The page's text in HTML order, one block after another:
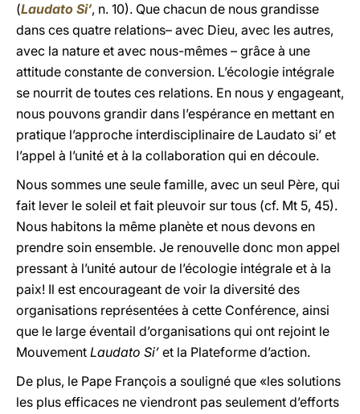
(Laudato Si’, n. 10). Que chacun de nous grandisse
dans ces quatre relations– avec Dieu, avec les autres,
avec la nature et avec nous-mêmes – grâce à une
attitude constante de conversion. L’écologie intégrale
se nourrit de toutes ces relations. En nous y engageant,
nous pouvons grandir dans l’espérance en mettant en
pratique l’approche interdisciplinaire de Laudato si’ et
l’appel à l’unité et à la collaboration qui en découle.
Nous sommes une seule famille, avec un seul Père, qui
fait lever le soleil et fait pleuvoir sur tous (cf. Mt 5, 45).
Nous habitons la même planète et nous devons en
prendre soin ensemble. Je renouvelle donc mon appel
pressant à l’unité autour de l’écologie intégrale et à la
paix! Il est encourageant de voir la diversité des
organisations représentées à cette Conférence, ainsi
que le large éventail d’organisations qui ont rejoint le
Mouvement Laudato Si’ et la Plateforme d’action.
De plus, le Pape François a souligné que «les solutions
les plus efficaces ne viendront pas seulement d’efforts